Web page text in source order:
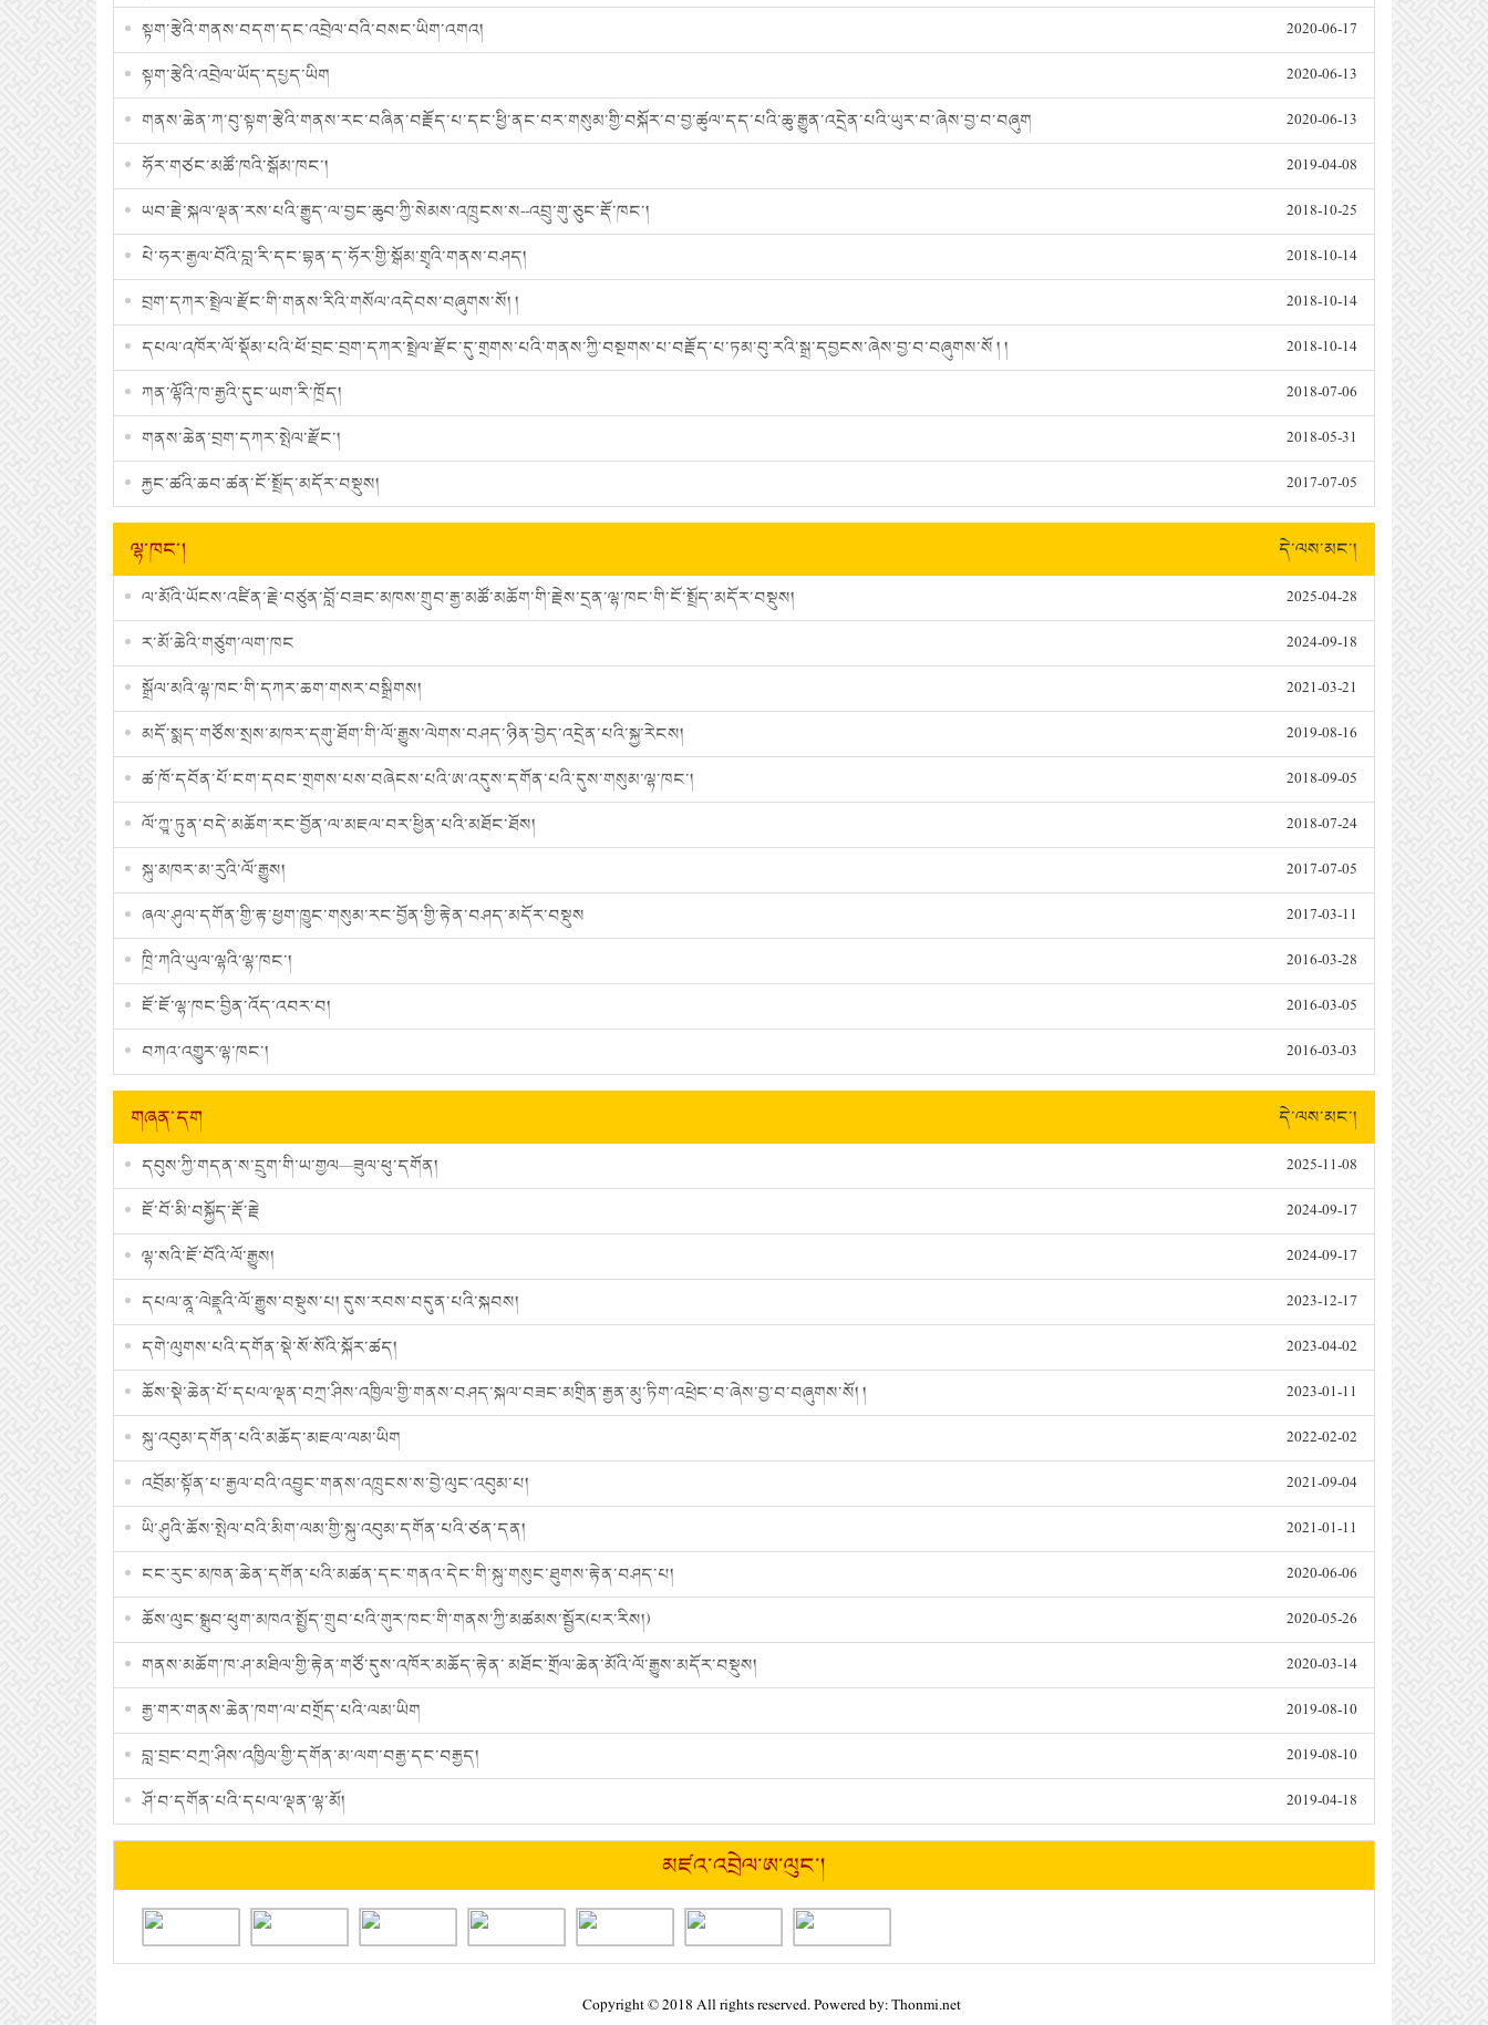
2020-06-17
སྟག་རྩེའི་གནས་བདག་དང་འབྲེལ་བའི་བསང་ཡིག་འགའ།
2020-06-13
སྟག་རྩེའི་འབྲེལ་ཡོད་དཔྱད་ཡིག
2020-06-13
གནས་ཆེན་ཀ་བུ་སྟག་རྩེའི་གནས་རང་བཞིན་བརྗོད་པ་དང་ཕྱི་ནང་བར་གསུམ་གྱི་བསྐོར་བ་བྱ་ཚུལ་དད་པའི་ཆུ་རྒྱུན་འདྲེན་པའི་ཡུར་བ་ཞེས་བྱ་བ་བཞུག
2019-04-08
ཧོར་གཙང་མཚོ་ཁའི་སྒོམ་ཁང་།
2018-10-25
ཡབ་རྗེ་སྐལ་ལྡན་རས་པའི་རྒྱུད་ལ་བྱང་ཆུབ་ཀྱི་སེམས་འཁྲུངས་ས--འབྲུ་གུ་ཅུང་རྡོ་ཁང་།
2018-10-14
པེ་ཧར་རྒྱལ་བོའི་བླ་རི་དང་བྷན་ད་ཧོར་གྱི་སྒོམ་གྲྭའི་གནས་བཤད།
2018-10-14
བྲག་དཀར་སྤྲེལ་རྫོང་གི་གནས་རིའི་གསོལ་འདེབས་བཞུགས་སོ། །
2018-10-14
དཔལ་འཁོར་ལོ་སྡོམ་པའི་ཕོ་བྲང་བྲག་དཀར་སྤྲེལ་རྫོང་དུ་གྲགས་པའི་གནས་ཀྱི་བསྔགས་པ་བརྗོད་པ་ཏམ་བུ་རའི་སྒྲ་དབྱངས་ཞེས་བྱ་བ་བཞུགས་སོ ། །
2018-07-06
ཀན་ལྷོའི་ཁ་རྒྱའི་དུང་ཡག་རི་ཁྲོད།
2018-05-31
གནས་ཆེན་བྲག་དཀར་སྤེལ་རྫོང་།
2017-07-05
རྐྱང་ཚའི་ཆབ་ཚན་ངོ་སྤྲོད་མདོར་བསྡུས།
ལྷ་ཁང་།
དེ་ལས་མང་།
2025-04-28
ལ་མོའི་ཡོངས་འཛིན་རྗེ་བཙུན་བློ་བཟང་མཁས་གྲུབ་རྒྱ་མཚོ་མཆོག་གི་རྗེས་དྲན་ལྷ་ཁང་གི་ངོ་སྤྲོད་མདོར་བསྡུས།
2024-09-18
ར་མོ་ཆེའི་གཙུག་ལག་ཁང
2021-03-21
སྒྲོལ་མའི་ལྷ་ཁང་གི་དཀར་ཆག་གསར་བསྒྲིགས།
2019-08-16
མདོ་སྨད་གཙོས་སྲས་མཁར་དགུ་ཐོག་གི་ལོ་རྒྱུས་ལེགས་བཤད་ཉིན་བྱེད་འདྲེན་པའི་སྐྱ་རེངས།
2018-09-05
ཚ་ཁོ་དབོན་པོ་ངག་དབང་གྲགས་པས་བཞེངས་པའི་ཨ་འདུས་དགོན་པའི་དུས་གསུམ་ལྷ་ཁང་།
2018-07-24
ལོ་ཀྱཱ་ཏུན་བདེ་མཆོག་རང་བྱོན་ལ་མཇལ་བར་ཕྱིན་པའི་མཐོང་ཐོས།
2017-07-05
སྐུ་མཁར་མ་རུའི་ལོ་རྒྱུས།
2017-03-11
ཞལ་ཤུལ་དགོན་གྱི་རྟ་ཕྱག་ཁྱུང་གསུམ་རང་བྱོན་གྱི་རྟེན་བཤད་མདོར་བསྡུས
2016-03-28
ཁྲི་ཀའི་ཡུལ་ལྷའི་ལྷ་ཁང་།
2016-03-05
ཇོ་ཇོ་ལྷ་ཁང་བྱིན་འོད་འབར་བ།
2016-03-03
བཀའ་འགྱུར་ལྷ་ཁང་།
གཞན་དག
དེ་ལས་མང་།
2025-11-08
དབུས་ཀྱི་གདན་ས་དྲུག་གི་ཡ་གྱལ—ཟུལ་ཕུ་དགོན།
2024-09-17
ཇོ་བོ་མི་བསྐྱོད་རྡོ་རྗེ
2024-09-17
ལྷ་སའི་ཇོ་བོའི་ལོ་རྒྱུས།
2023-12-17
དཔལ་ནཱ་ལེནྡཱའི་ལོ་རྒྱུས་བསྡུས་པ། དུས་རབས་བདུན་པའི་སྐབས།
2023-04-02
དགེ་ལུགས་པའི་དགོན་སྡེ་སོ་སོའི་སྐོར་ཚད།
2023-01-11
ཆོས་སྡེ་ཆེན་པོ་དཔལ་ལྡན་བཀྲ་ཤིས་འཁྱིལ་གྱི་གནས་བཤད་སྐལ་བཟང་མགྲིན་རྒྱན་མུ་ཏིག་འཕྲེང་བ་ཞེས་བྱ་བ་བཞུགས་སོ། །
2022-02-02
སྐུ་འབུམ་དགོན་པའི་མཆོད་མཇལ་ལམ་ཡིག
2021-09-04
འབྲོམ་སྟོན་པ་རྒྱལ་བའི་འབྱུང་གནས་འཁྲུངས་ས་བྱེ་ལུང་འབུམ་པ།
2021-01-11
ཡི་ཤུའི་ཆོས་སྤེལ་བའི་མིག་ལམ་གྱི་སྐུ་འབུམ་དགོན་པའི་ཙན་དན།
2020-06-06
ངང་རུང་མཁན་ཆེན་དགོན་པའི་མཚན་དང་གནའ་དེང་གི་སྐུ་གསུང་ཐུགས་རྟེན་བཤད་པ།
2020-05-26
ཆོས་ལུང་སྒྲུབ་ཕུག་མཁའ་སྤྱོད་གྲུབ་པའི་གུར་ཁང་གི་གནས་ཀྱི་མཚམས་སྦྱོར(པར་རིས།)
2020-03-14
གནས་མཆོག་ཁ་ཤ་མཐིལ་གྱི་རྟེན་གཙོ་དུས་འཁོར་མཆོད་རྟེན་ མཐོང་གྲོལ་ཆེན་མོའི་ལོ་རྒྱུས་མདོར་བསྡུས།
2019-08-10
རྒྱ་གར་གནས་ཆེན་ཁག་ལ་བགྲོད་པའི་ལམ་ཡིག
2019-08-10
བླ་བྲང་བཀྲ་ཤིས་འཁྱིལ་གྱི་དགོན་མ་ལག་བརྒྱ་དང་བརྒྱད།
2019-04-18
ཤོ་བ་དགོན་པའི་དཔལ་ལྡན་ལྷ་མོ།
མཛའ་འབྲེལ་ཨ་ལུང་།
Copyright © 2018 All rights reserved. Powered by: Thonmi.net